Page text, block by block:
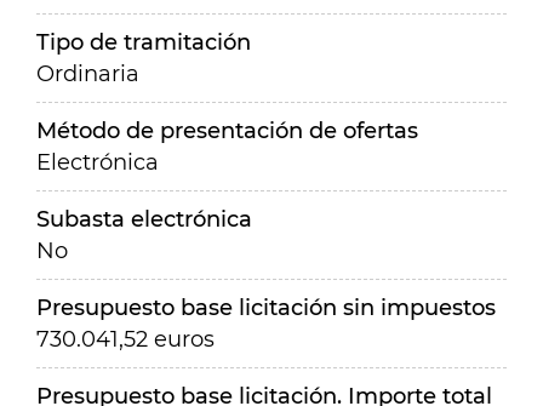
Tipo de tramitación
Ordinaria
Método de presentación de ofertas
Electrónica
Subasta electrónica
No
Presupuesto base licitación sin impuestos
730.041,52 euros
Presupuesto base licitación. Importe total